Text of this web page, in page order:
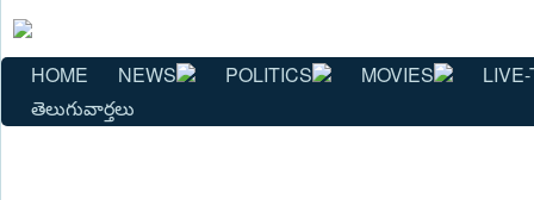
HOME NEWS POLITICS MOVIES
తెలుగువార్తలు